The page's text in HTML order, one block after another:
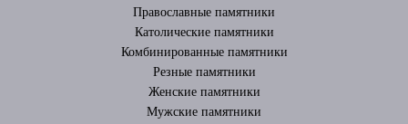
Православные памятники
Католические памятники
Комбинированные памятники
Резные памятники
Женские памятники
Мужские памятники